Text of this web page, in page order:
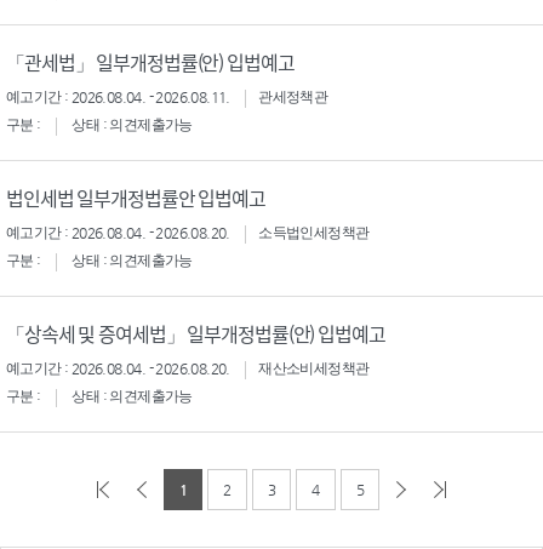
「관세법」 일부개정법률(안) 입법예고
예고기간 : 2026.08.04. - 2026.08.11.
관세정책관
구분 :
상태 : 의견제출가능
법인세법 일부개정법률안 입법예고
예고기간 : 2026.08.04. - 2026.08.20.
소득법인세정책관
구분 :
상태 : 의견제출가능
「상속세 및 증여세법」 일부개정법률(안) 입법예고
예고기간 : 2026.08.04. - 2026.08.20.
재산소비세정책관
구분 :
상태 : 의견제출가능
1 2 3 4 5